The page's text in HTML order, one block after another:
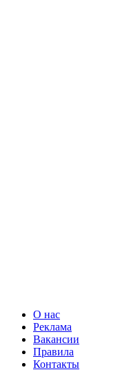
О нас
Реклама
Вакансии
Правила
Контакты